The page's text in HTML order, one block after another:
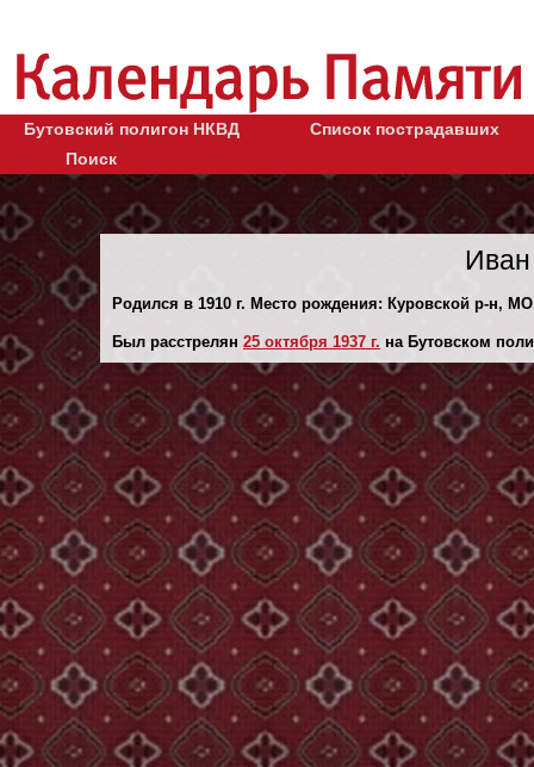
Бутовский полигон НКВД
Список пострадавших
Поиск
Родился в 1910 г. Место рождения: Куровской р-н,
Был расстрелян 25 октября 1937 г. на Бутовском